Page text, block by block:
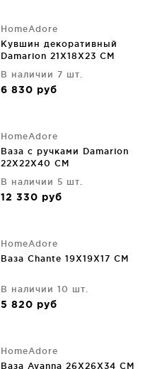
HomeAdore
Кувшин декоративный
Damarion 21X18X23 CM
В наличии 7 шт.
6 830 руб
HomeAdore
Ваза с ручками Damarion
22X22X40 CM
В наличии 5 шт.
12 330 руб
HomeAdore
Ваза Chante 19X19X17 CM
В наличии 10 шт.
5 820 руб
HomeAdore
Ваза Ayanna 26X26X34 CM